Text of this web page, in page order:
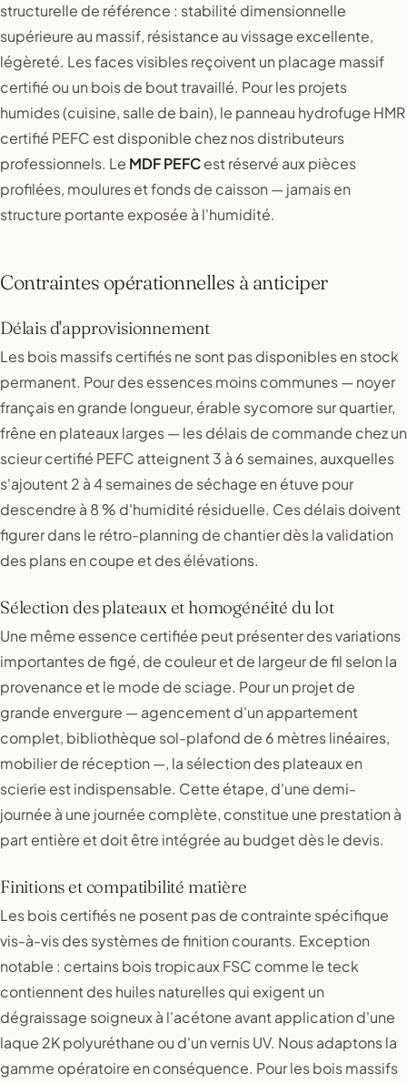
structurelle de référence : stabilité dimensionnelle
supérieure au massif, résistance au vissage excellente,
légèreté. Les faces visibles reçoivent un placage massif
certifié ou un bois de bout travaillé. Pour les projets
humides (cuisine, salle de bain), le panneau hydrofuge HMR
certifié PEFC est disponible chez nos distributeurs
professionnels. Le MDF PEFCest réservé aux pièces
profilées, moulures et fonds de caisson — jamais en
structure portante exposée à l'humidité.
Contraintes opérationnelles à anticiper
Délais d'approvisionnement
Les bois massifs certifiés ne sont pas disponibles en stock
permanent. Pour des essences moins communes — noyer
français en grande longueur, érable sycomore sur quartier,
frêne en plateaux larges — les délais de commande chez un
scieur certifié PEFC atteignent 3 à 6 semaines, auxquelles
s'ajoutent 2 à 4 semaines de séchage en étuve pour
descendre à 8 % d'humidité résiduelle. Ces délais doivent
figurer dans le rétro-planning de chantier dès la validation
des plans en coupe et des élévations.
Sélection des plateaux et homogénéité du lot
Une même essence certifiée peut présenter des variations
importantes de figé, de couleur et de largeur de fil selon la
provenance et le mode de sciage. Pour un projet de
grande envergure — agencement d'un appartement
complet, bibliothèque sol-plafond de 6 mètres linéaires,
mobilier de réception —, la sélection des plateaux en
scierie est indispensable. Cette étape, d'une demi-
journée à une journée complète, constitue une prestation à
part entière et doit être intégrée au budget dès le devis.
Finitions et compatibilité matière
Les bois certifiés ne posent pas de contrainte spécifique
vis-à-vis des systèmes de finition courants. Exception
notable : certains bois tropicaux FSC comme le teck
contiennent des huiles naturelles qui exigent un
dégraissage soigneux à l'acétone avant application d'une
laque 2K polyuréthane ou d'un vernis UV. Nous adaptons la
gamme opératoire en conséquence. Pour les bois massifs